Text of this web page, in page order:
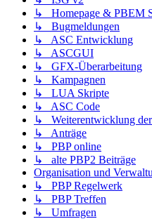
↳ Homepage & PBEM
↳ Bugmeldungen
↳ ASC Entwicklung
↳ ASCGUI
↳ GFX-Überarbeitung
↳ Kampagnen
↳ LUA Skripte
↳ ASC Code
↳ Weiterentwicklung
↳ Anträge
↳ PBP online
↳ alte PBP2 Beiträge
Organisation und
↳ PBP Regelwerk
↳ PBP Treffen
↳ Umfragen